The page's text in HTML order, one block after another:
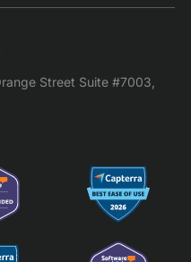
Street Suite #7003,